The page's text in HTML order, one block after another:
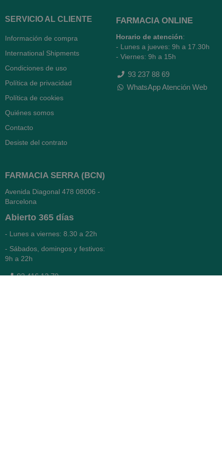
SERVICIO AL CLIENTE
Información de compra
International Shipments
Condiciones de uso
Política de privacidad
Política de cookies
Quiénes somos
Contacto
Desiste del contrato
FARMACIA ONLINE
Horario de atención:
- Lunes a jueves: 9h a 17.30h
- Viernes: 9h a 15h
93 237 88 69
WhatsApp Atención Web
FARMACIA SERRA (BCN)
Avenida Diagonal 478 08006 -
Barcelona
Abierto 365 días
- Lunes a viernes: 8.30 a 22h
- Sábados, domingos y festivos:
9h a 22h
93 416 12 70